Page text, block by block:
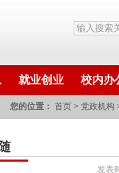
就业创业 校内办
您的位置： 首页 > 党政机构
发表